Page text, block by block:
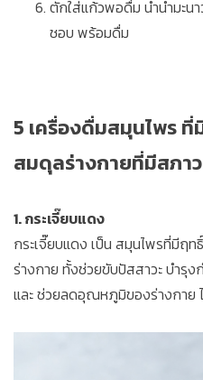
ตักใส่แก้วพอดื่ม นำน้ำมะน
ชอบ พร้อมดื่ม
5 เครื่องดื่มสมุนไพร
สมดุลร่างกายที่มีสภาว
1. กระเจี๊ยบแดง
กระเจี๊ยบแดง เป็น สมุนไพรที่มี
ร่างกาย ทั้งช่วยขับปัสสาวะ บำรุ
และ ช่วยลดอุณหภูมิของร่างกาย